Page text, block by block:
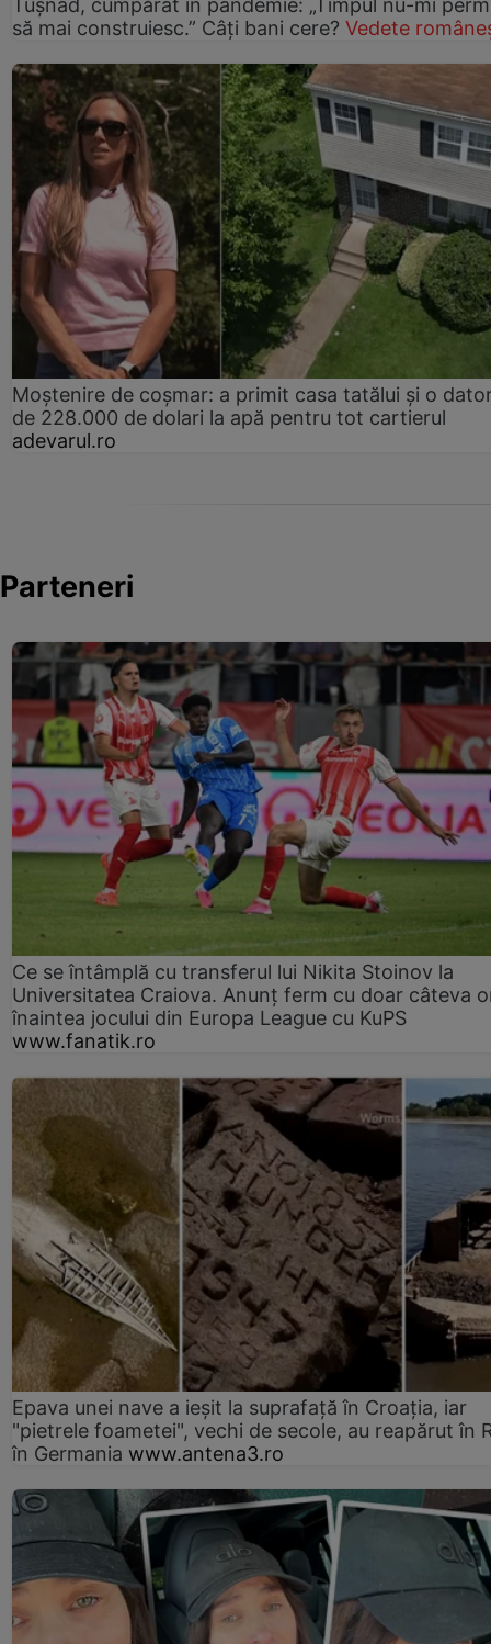
Tușnad, cumpărat în pandemie: „Timpul nu-mi
să mai construiesc.” Câți bani cere? Vedete
Moștenire de coșmar: a primit casa tatălui și o
de 228.000 de dolari la apă pentru tot cartierul
adevarul.ro
Parteneri
Ce se întâmplă cu transferul lui Nikita Stoinov la
Universitatea Craiova. Anunț ferm cu doar câteva
înaintea jocului din Europa League cu KuPS
www.fanatik.ro
Epava unei nave a ieșit la suprafață în Croația, iar
"pietrele foametei", vechi de secole, au reapărut în
în Germania www.antena3.ro